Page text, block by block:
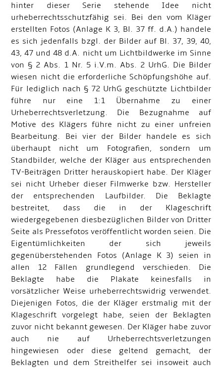
hinter dieser Serie stehende Idee nicht
urheberrechtsschutzfähig sei. Bei den vom Kläger
erstellten Fotos (Anlage K 3, Bl. 37 ff. d.A.) handele
es sich jedenfalls bzgl. der Bilder auf Bl. 37, 39, 40,
43, 47 und 48 d.A. nicht um Lichtbildwerke im Sinne
von § 2 Abs. 1 Nr. 5 i.V.m. Abs. 2 UrhG. Die Bilder
wiesen nicht die erforderliche Schöpfungshöhe auf.
Für lediglich nach § 72 UrhG geschützte Lichtbilder
führe nur eine 1:1 Übernahme zu einer
Urheberrechtsverletzung. Die Bezugnahme auf
Motive des Klägers führe nicht zu einer unfreien
Bearbeitung. Bei vier der Bilder handele es sich
überhaupt nicht um Fotografien, sondern um
Standbilder, welche der Kläger aus entsprechenden
TV-Beiträgen Dritter herauskopiert habe. Der Kläger
sei nicht Urheber dieser Filmwerke bzw. Hersteller
der entsprechenden Laufbilder. Die Beklagte
bestreitet, dass die in der Klageschrift
wiedergegebenen diesbezüglichen Bilder von Dritter
Seite als Pressefotos veröffentlicht worden seien. Die
Eigentümlichkeiten der sich jeweils
gegenüberstehenden Fotos (Anlage K 3) seien in
allen 12 Fällen grundlegend verschieden. Die
Beklagte habe die Plakate keinesfalls in
vorsätzlicher Weise urheberrechtswidrig verwendet.
Diejenigen Fotos, die der Kläger erstmalig mit der
Klageschrift vorgelegt habe, seien der Beklagten
zuvor nicht bekannt gewesen. Der Kläger habe zuvor
auch nie auf Urheberrechtsverletzungen
hingewiesen oder diese geltend gemacht, der
Beklagten und dem Streithelfer sei insoweit auch